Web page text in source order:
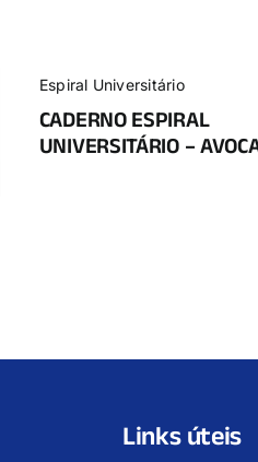
Espiral Universitário
CADERNO ESPIRAL
UNIVERSITÁRIO –
Links úteis